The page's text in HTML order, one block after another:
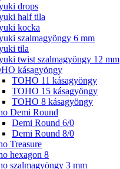
drops
half tila
kocka
szalmagyöngy 6 mm
tila
twist szalmagyöngy 12 mm
kásagyöngy
TOHO 11 kásagyöngy
TOHO 15 kásagyöngy
TOHO 8 kásagyöngy
Demi Round
Demi Round 6/0
Demi Round 8/0
Treasure
hexagon 8
szalmagyöngy 3 mm